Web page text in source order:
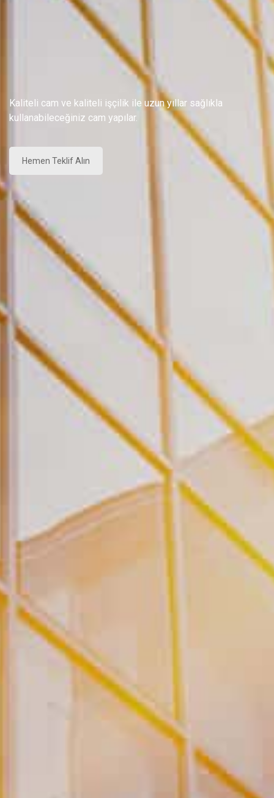
Kaliteli cam ve kaliteli işçilik ile uzun yıllar sağlıkla
kullanabileceğiniz cam yapılar.
Hemen Teklif Alın